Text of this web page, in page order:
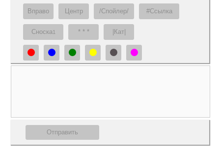
Вправо Центр /Спойлер/ #Ссылка
Сноска1 * * * |Кат|